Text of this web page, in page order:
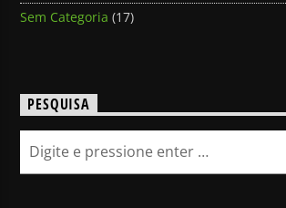
Sem Categoria (17)
PESQUISA